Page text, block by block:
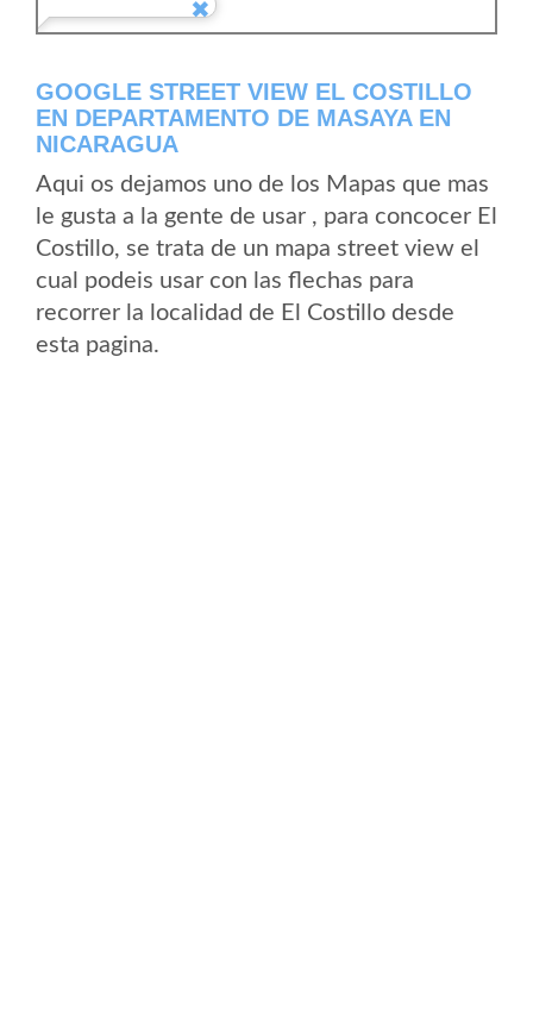
GOOGLE STREET VIEW EL COSTILLO
EN DEPARTAMENTO DE MASAYA EN
NICARAGUA
Aqui os dejamos uno de los Mapas que mas
le gusta a la gente de usar , para concocer El
Costillo, se trata de un mapa street view el
cual podeis usar con las flechas para
recorrer la localidad de El Costillo desde
esta pagina.